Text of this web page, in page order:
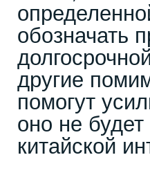
обозначать
другие
помогут
оно не
китайской